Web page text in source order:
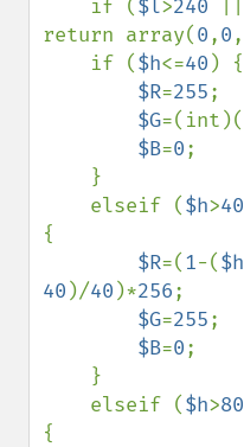
    if (
$l>240
return array(0,0,
    if (
$h<=40 ) {
$R=255;
$G=(int)(
$B=0;
    elseif (
$h>40
{
$R=(1-($h
40 )/40 )*256;
$G=255;
$B=0;
    elseif (
$h>80
{